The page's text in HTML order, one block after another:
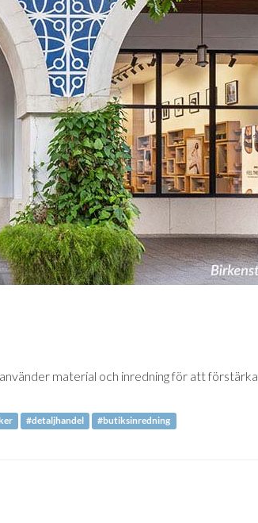
material och inredning för att förstärka
#detaljhandel #butiksinredning